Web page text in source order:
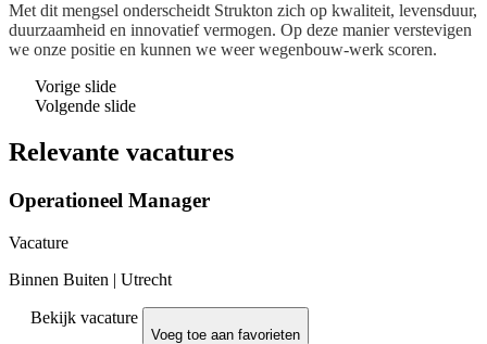
Met dit mengsel onderscheidt Strukton zich op kwaliteit, levensduur,
duurzaamheid en innovatief vermogen. Op deze manier verstevigen
we onze positie en kunnen we weer wegenbouw-werk scoren.
Vorige slide
Volgende slide
Relevante vacatures
Operationeel Manager
Vacature
Binnen Buiten | Utrecht
Bekijk vacature
Voeg toe aan favorieten